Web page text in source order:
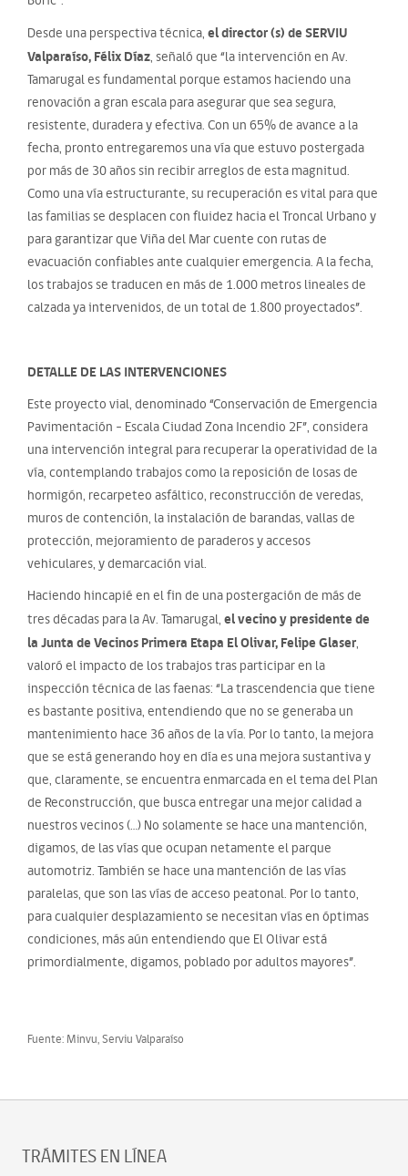
Desde una perspectiva técnica, el director (s) de SERVIU
Valparaíso, Félix Díaz, señaló que “la intervención en Av.
Tamarugal es fundamental porque estamos haciendo una
renovación a gran escala para asegurar que sea segura,
resistente, duradera y efectiva. Con un 65% de avance a la
fecha, pronto entregaremos una vía que estuvo postergada
por más de 30 años sin recibir arreglos de esta magnitud.
Como una vía estructurante, su recuperación es vital para que
las familias se desplacen con fluidez hacia el Troncal Urbano y
para garantizar que Viña del Mar cuente con rutas de
evacuación confiables ante cualquier emergencia. A la fecha,
los trabajos se traducen en más de 1.000 metros lineales de
calzada ya intervenidos, de un total de 1.800 proyectados”.
DETALLE DE LAS INTERVENCIONES
Este proyecto vial, denominado “Conservación de Emergencia
Pavimentación – Escala Ciudad Zona Incendio 2F”, considera
una intervención integral para recuperar la operatividad de la
vía, contemplando trabajos como la reposición de losas de
hormigón, recarpeteo asfáltico, reconstrucción de veredas,
muros de contención, la instalación de barandas, vallas de
protección, mejoramiento de paraderos y accesos
vehiculares, y demarcación vial.
Haciendo hincapié en el fin de una postergación de más de
tres décadas para la Av. Tamarugal, el vecino y presidente de
la Junta de Vecinos Primera Etapa El Olivar, Felipe Glaser,
valoró el impacto de los trabajos tras participar en la
inspección técnica de las faenas: “La trascendencia que tiene
es bastante positiva, entendiendo que no se generaba un
mantenimiento hace 36 años de la vía. Por lo tanto, la mejora
que se está generando hoy en día es una mejora sustantiva y
que, claramente, se encuentra enmarcada en el tema del Plan
de Reconstrucción, que busca entregar una mejor calidad a
nuestros vecinos (…) No solamente se hace una mantención,
digamos, de las vías que ocupan netamente el parque
automotriz. También se hace una mantención de las vías
paralelas, que son las vías de acceso peatonal. Por lo tanto,
para cualquier desplazamiento se necesitan vías en óptimas
condiciones, más aún entendiendo que El Olivar está
primordialmente, digamos, poblado por adultos mayores”.
Fuente: Minvu, Serviu Valparaíso
TRÁMITES EN LÍNEA